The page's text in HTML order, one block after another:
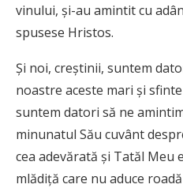
vinului, şi-au amintit cu
spusese Hristos.
Şi noi, creştinii, suntem
noastre aceste mari şi
suntem datori să ne
minunatul Său cuvânt
cea adevărată şi Tatăl Meu
mlădiţă care nu aduce